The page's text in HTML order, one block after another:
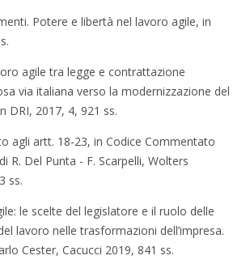
Potere e libertà nel lavoro agile, in
agile tra legge e contrattazione
via italiana verso la modernizzazione del
DRI, 2017, 4, 921 ss.
agli artt. 18-23, in Codice Commentato
R. Del Punta - F. Scarpelli, Wolters
ss.
le scelte del legislatore e il ruolo delle
lavoro nelle trasformazioni dell’impresa.
Cester, Cacucci 2019, 841 ss.